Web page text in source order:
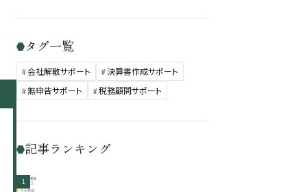
タグ一覧
会社解散サポート
決算書作成サポート
無申告サポート
税務顧問サポート
記事ランキング
1